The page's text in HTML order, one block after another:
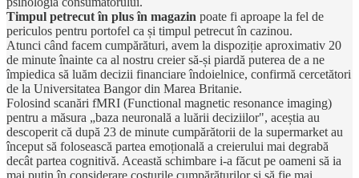
Timpul petrecut în plus în magazin poate fi aproape la fel de
periculos pentru portofel ca și timpul petrecut în cazinou.
Atunci când facem cumpărături, avem la dispoziție aproximativ 20
de minute înainte ca al nostru creier să-și piardă puterea de a ne
împiedica să luăm decizii financiare îndoielnice, confirmă cercetători
de la Universitatea Bangor din Marea Britanie.
Folosind scanări fMRI (Functional magnetic resonance imaging)
pentru a măsura „baza neuronală a luării deciziilor", aceștia au
descoperit că după 23 de minute cumpărătorii de la supermarket au
început să folosească partea emoțională a creierului mai degrabă
decât partea cognitivă. Această schimbare i-a făcut pe oameni să ia
mai puțin în considerare costurile cumpărăturilor și să fie mai